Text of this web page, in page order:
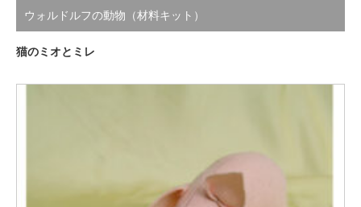
ウォルドルフの動物（材料キット）
猫のミオとミレ